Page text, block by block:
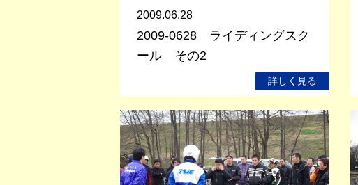
2009.06.28
2009-0628 ライディングスク
ール その2
詳しく見る